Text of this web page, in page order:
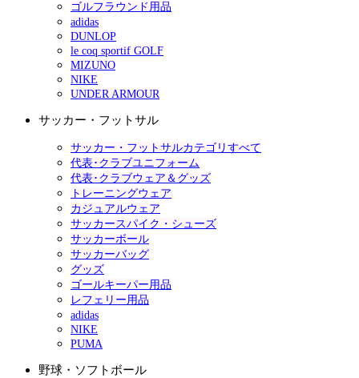
ゴルフラウンド用品
adidas
DUNLOP
le coq sportif GOLF
MIZUNO
NIKE
UNDER ARMOUR
サッカー・フットサル
サッカー・フットサルカテゴリすべて
代表･クラブユニフォーム
代表･クラブウェア＆グッズ
トレーニングウェア
カジュアルウェア
サッカースパイク・シューズ
サッカーボール
サッカーバッグ
グッズ
ゴールキーパー用品
レフェリー用品
adidas
NIKE
PUMA
野球・ソフトボール